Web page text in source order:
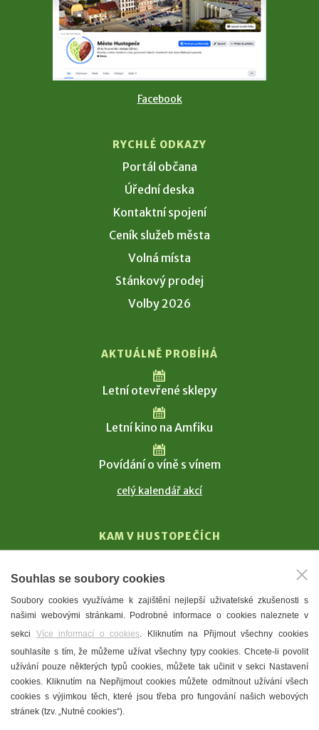
Facebook
RYCHLÉ ODKAZY
Portál občana
Úřední deska
Kontaktní spojení
Ceník služeb města
Volná místa
Stánkový prodej
Volby 2026
AKTUÁLNĚ PROBÍHÁ
Letní otevřené sklepy
Letní kino na Amfiku
Povídání o víně s vínem
celý kalendář akcí
KAM V HUSTOPEČÍCH
T. G. Masaryk
Mandloně
Ubytování
Restaurace
Městské muzeum a galerie
Denní meníčka
Souhlas se soubory cookies
Soubory cookies využíváme k zajištění nejlepší uživatelské zkušenosti s
našimi webovými stránkami. Podrobné informace o cookies naleznete v
sekci Více informací o cookies. Kliknutím na Přijmout všechny cookies
souhlasíte s tím, že můžeme užívat všechny typy cookies. Chcete-li povolit
užívání pouze některých typů cookies, můžete tak učinit v sekci Nastavení
cookies. Kliknutím na Nepřijmout cookies můžete odmítnout užívání všech
cookies s výjimkou těch, které jsou třeba pro fungování našich webových
stránek (tzv. „Nutné cookies“).